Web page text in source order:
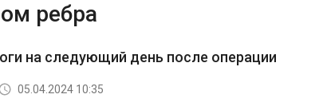
ребра
на следующий день после операции
05.04.2024 10:35